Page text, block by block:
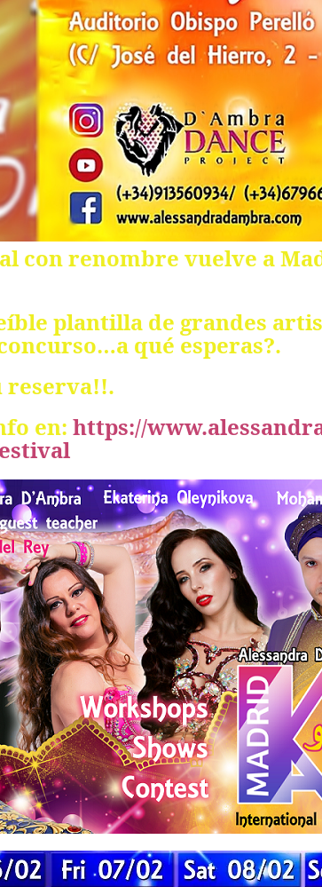
con renombre vuelve a
plantilla de grandes
qué esperas?.
reserva!!.
en: https://